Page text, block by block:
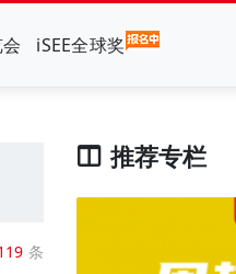
iSEE全球奖
条
推荐专栏